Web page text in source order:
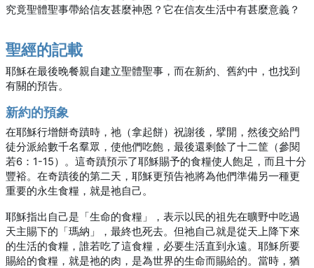
究竟聖體聖事帶給信友甚麼神恩？它在信友生活中有甚麼意義？
聖經的記載
耶穌在最後晚餐親自建立聖體聖事，而在新約、舊約中，也找到
有關的預告。
新約的預象
在耶穌行增餅奇蹟時，祂（拿起餅）祝謝後，擘開，然後交給門
徒分派給數千名羣眾，使他們吃飽，最後還剩餘了十二筐（參閱
若6：1-15）。這奇蹟預示了耶穌賜予的食糧使人飽足，而且十分
豐裕。在奇蹟後的第二天，耶穌更預告祂將為他們準備另一種更
重要的永生食糧，就是祂自己。
耶穌指出自己是「生命的食糧」，表示以民的祖先在曠野中吃過
天主賜下的「瑪納」，最終也死去。但祂自己就是從天上降下來
的生活的食糧，誰若吃了這食糧，必要生活直到永遠。耶穌所要
賜給的食糧，就是祂的肉，是為世界的生命而賜給的。當時，猶